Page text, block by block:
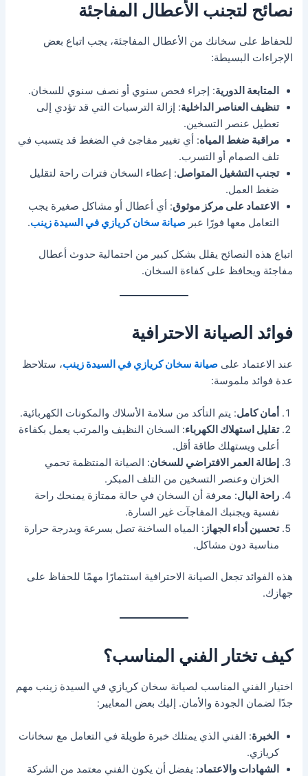
نصائح لتجنب الأعطال المفاجئة
للحفاظ على سخانك من الأعطال المفاجئة، يجب اتباع بعض
الإجراءات البسيطة:
المتابعة الدورية: إجراء فحص سنوي أو نصف سنوي للسخان.
تنظيف العناصر الداخلية: إزالة الترسبات التي قد تؤدي إلى
تعطيل عنصر التسخين.
مراقبة ضغط المياه: أي تغيير مفاجئ في الضغط قد يتسبب في
تلف الصمام أو التسرب.
تجنب التشغيل المتواصل: إعطاء السخان فترات راحة لتقليل
ضغط العمل.
الاعتماد على مركز موثوق: أي أعطال أو مشاكل صغيرة يجب
التعامل معها فورًا عبرصيانة سخان كريازي في السيدة زينب.
اتباع هذه النصائح يقلل بشكل كبير من احتمالية حدوث أعطال
مفاجئة ويحافظ على كفاءة السخان.
فوائد الصيانة الاحترافية
عند الاعتماد علىصيانة سخان كريازي في السيدة زينب، ستلاحظ
عدة فوائد ملموسة:
أمان كامل: يتم التأكد من سلامة الأسلاك والمكونات الكهربائية.
تقليل استهلاك الكهرباء: السخان النظيف والمرتب يعمل بكفاءة
أعلى ويستهلك طاقة أقل.
إطالة العمر الافتراضي للسخان: الصيانة المنتظمة تحمي
الخزان وعنصر التسخين من التلف المبكر.
راحة البال: معرفة أن السخان في حالة ممتازة يمنحك راحة
نفسية ويجنبك المفاجآت غير السارة.
تحسين أداء الجهاز : المياه الساخنة تصل بسرعة وبدرجة حرارة
مناسبة دون مشاكل.
هذه الفوائد تجعل الصيانة الاحترافية استثمارًا مهمًا للحفاظ على
جهازك.
كيف تختار الفني المناسب؟
اختيار الفني المناسب لصيانة سخان كريازي في السيدة زينب مهم
جدًا لضمان الجودة والأمان. إليك بعض المعايير:
الخبرة: الفني الذي يمتلك خبرة طويلة في التعامل مع سخانات
كريازي.
الشهادات والاعتماد: يفضل أن يكون الفني معتمد من الشركة